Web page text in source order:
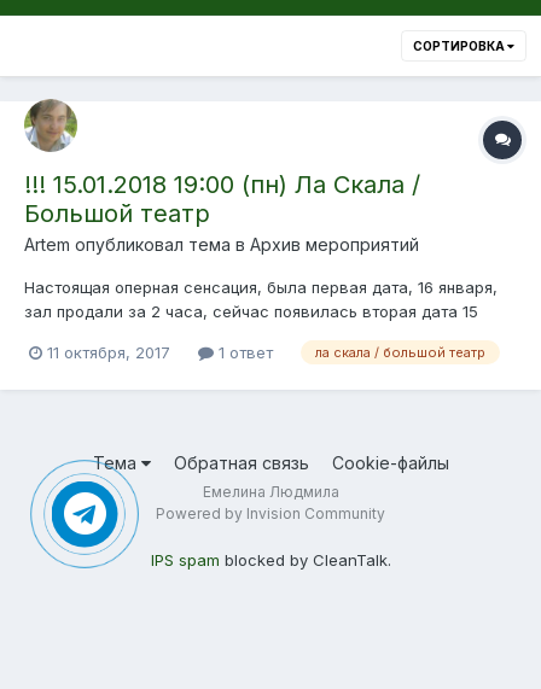
СОРТИРОВКА
!!! 15.01.2018 19:00 (пн) Ла Скала /
Большой театр
Artem опубликовал тема в Архив мероприятий
Настоящая оперная сенсация, была первая дата, 16 января,
зал продали за 2 часа, сейчас появилась вторая дата 15
местам Ла Скала / Большой театр 15.01.2018 19:00
11 октября, 2017 1 ответ ла скала / большой театр
Тема Обратная связь Cookie-файлы
Емелина Людмила
Powered by Invision Community
IPS spam blocked by CleanTalk.